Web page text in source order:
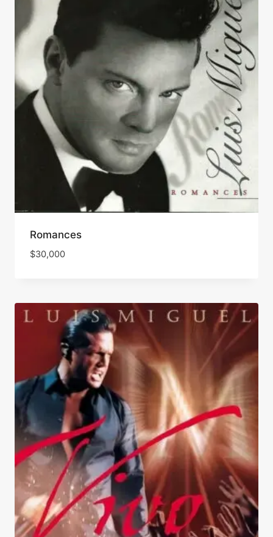
Romances
$30,000